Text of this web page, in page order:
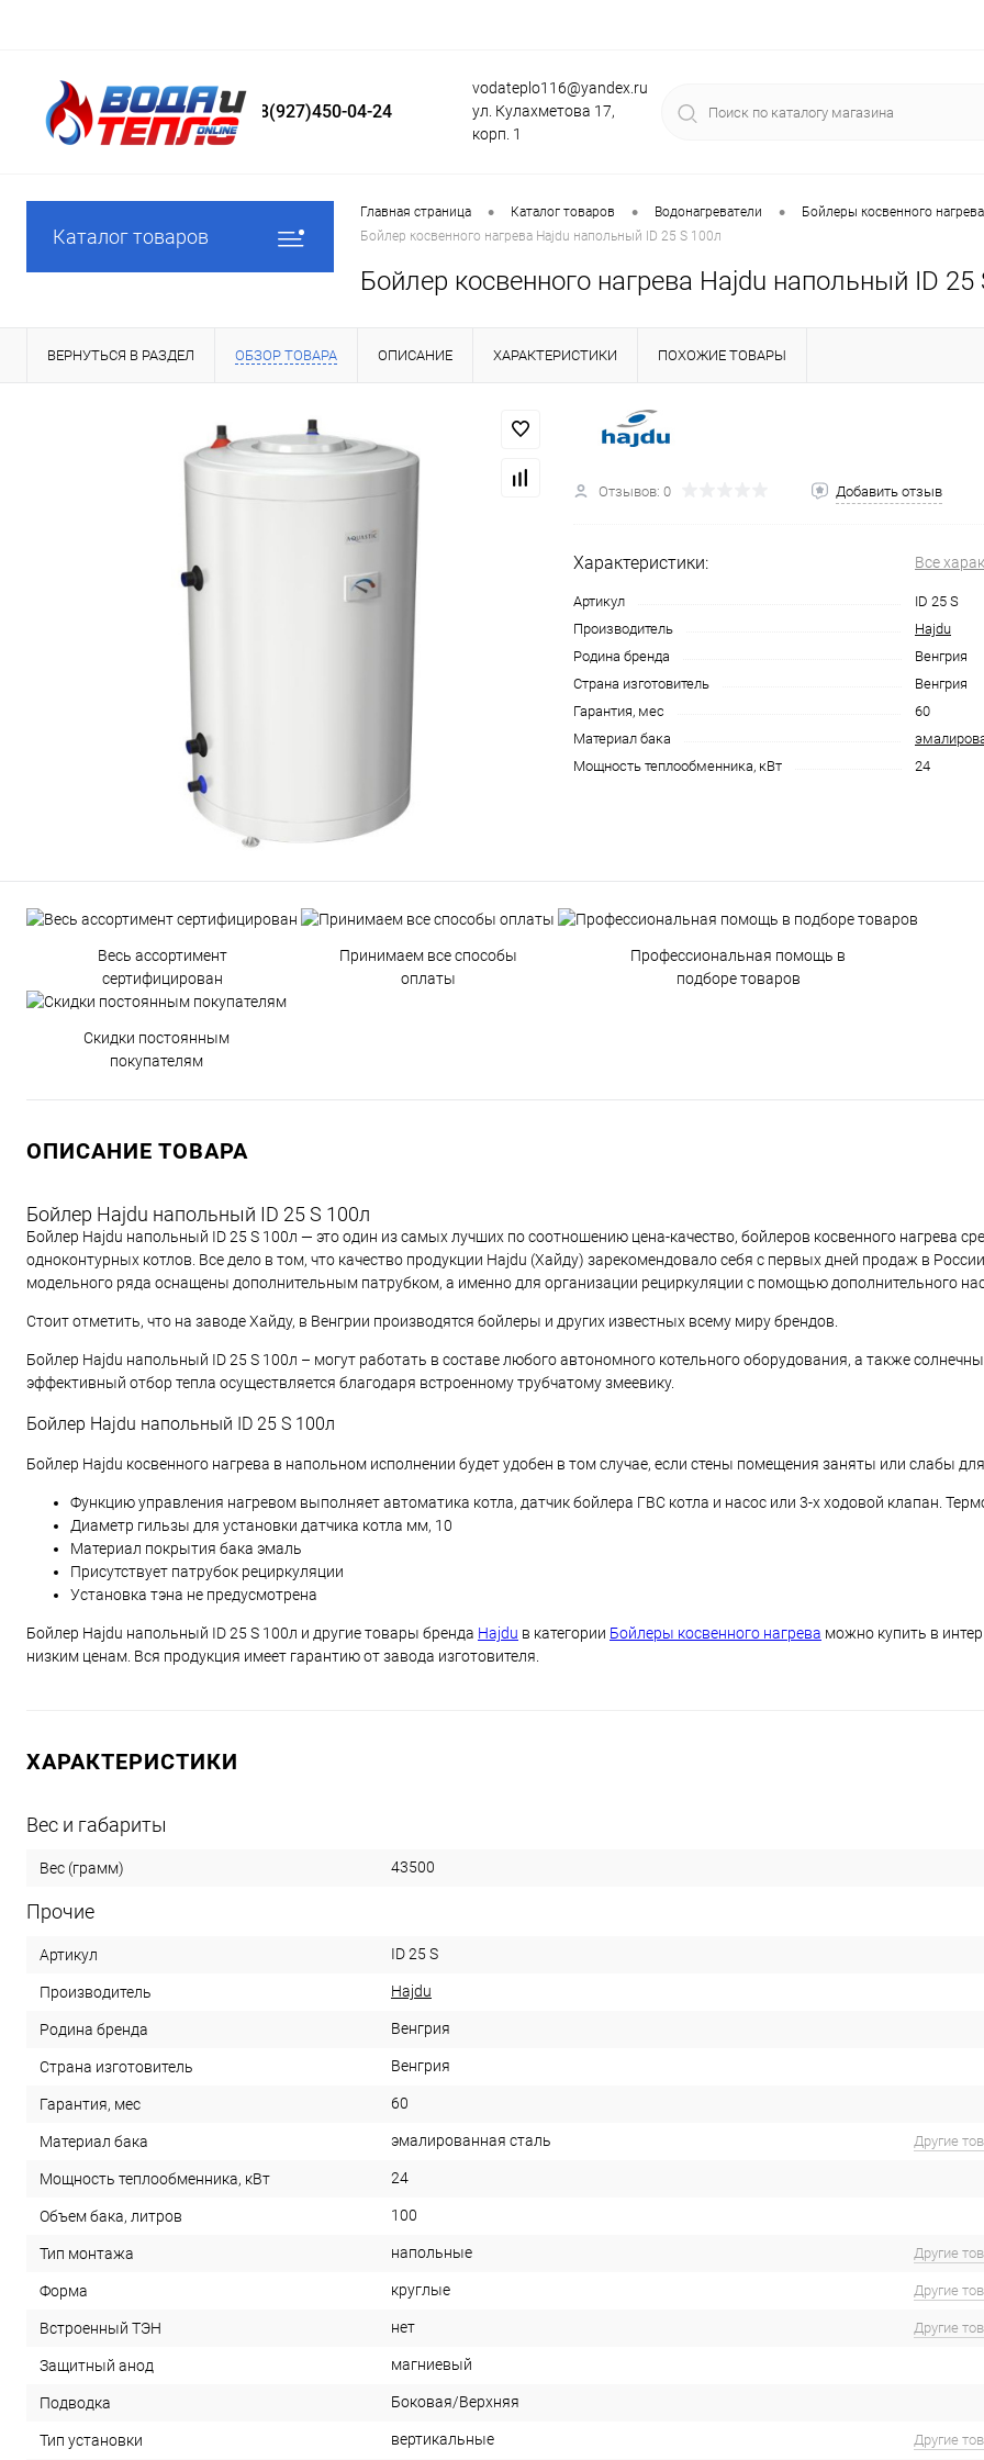
8(927)450-04-24
vodateplo116@yandex.ru
ул. Кулахметова 17,
корп. 1
Каталог товаров
Главная страница • Каталог товаров • Водонагреватели •
Бойлеры косвенного
Бойлер косвенного нагрева Hajdu напольный ID 25 S 100л
Бойлер косвенного нагрева Hajdu напольный ID 25
ВЕРНУТЬСЯ В РАЗДЕЛ ОБЗОР ТОВАРА ОПИСАНИЕ ХАРАКТЕРИСТИКИ ПОХОЖИЕ ТОВАРЫ
Отзывов: 0 Добавить отзыв
Характеристики: Все
Артикул
ID 25 S
Производитель
Hajdu
Родина бренда
Венгрия
Страна изготовитель
Венгрия
Гарантия, мес
60
Материал бака
Мощность теплообменника, кВт
24
Весь ассортимент
сертифицирован
Принимаем все способы
оплаты
Профессиональная помощь в
подборе товаров
Скидки постоянным
покупателям
ОПИСАНИЕ ТОВАРА
Бойлер Hajdu напольный ID 25 S 100л
Бойлер Hajdu напольный ID 25 S 100л — это один из самых лучших по соотношению цена-качество, бойлеров косвенного нагрева
одноконтурных котлов. Все дело в том, что качество продукции Hajdu (Хайду) зарекомендовало себя с первых дней продаж в
модельного ряда оснащены дополнительным патрубком, а именно для организации рециркуляции с помощью дополнительного
Стоит отметить, что на заводе Хайду, в Венгрии производятся бойлеры и других известных всему миру брендов.
Бойлер Hajdu напольный ID 25 S 100л – могут работать в составе любого автономного котельного оборудования, а также
эффективный отбор тепла осуществляется благодаря встроенному трубчатому змеевику.
Бойлер Hajdu напольный ID 25 S 100л
Бойлер Hajdu косвенного нагрева в напольном исполнении будет удобен в том случае, если стены помещения заняты или слабы
Функцию управления нагревом выполняет автоматика котла, датчик бойлера ГВС котла и насос или 3-х ходовой клапан.
Диаметр гильзы для установки датчика котла мм, 10
Материал покрытия бака эмаль
Присутствует патрубок рециркуляции
Установка тэна не предусмотрена
Бойлер Hajdu напольный ID 25 S 100л и другие товары бренда Hajdu в категории Бойлеры косвенного нагрева можно купить в
низким ценам. Вся продукция имеет гарантию от завода изготовителя.
ХАРАКТЕРИСТИКИ
Вес и габариты
Вес (грамм) 43500
Прочие
Артикул ID 25 S
Производитель Hajdu
Родина бренда Венгрия
Страна изготовитель Венгрия
Гарантия, мес 60
Материал бака эмалированная сталь Другие
Мощность теплообменника, кВт 24
Объем бака, литров 100
Тип монтажа напольные Другие
Форма круглые Другие
Встроенный ТЭН нет Другие
Защитный анод магниевый
Подводка Боковая/Верхняя
Тип установки вертикальные Другие